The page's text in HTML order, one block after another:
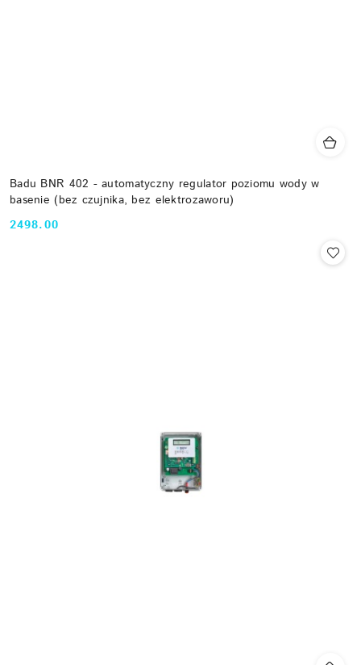
Badu BNR 402 - automatyczny regulator poziomu wody w
basenie (bez czujnika, bez elektrozaworu)
Cena:
2498.00